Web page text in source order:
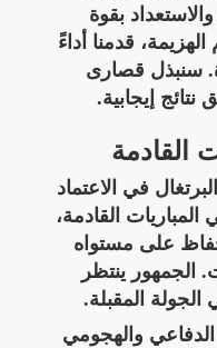
بقوة
قدمنا أداءً
سنبذل قصارى
إيجابية.
القادمة
في الاعتماد
القادمة،
على مستواه
الجمهور ينتظر
المقبلة.
الدفاعي والهجومي